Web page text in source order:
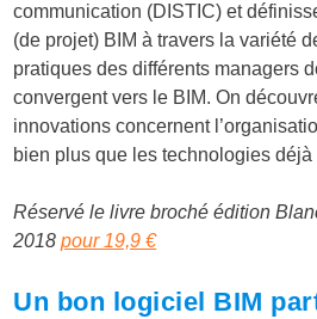
communication (DISTIC) et
(de projet) BIM à travers la variété
pratiques des différents managers
convergent vers le BIM. On
innovations concernent
bien plus que les technologies déjà
Réservé le livre broché édition
2018pour 19,9 €
Un bon logiciel BIM